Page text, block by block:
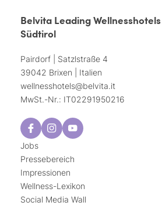
Belvita Leading Wellnesshotels
Südtirol
Pairdorf | Satzlstraße 4
39042 Brixen | Italien
wellnesshotels@belvita.it
MwSt.-Nr.: IT02291950216
Jobs
Pressebereich
Impressionen
Wellness-Lexikon
Social Media Wall